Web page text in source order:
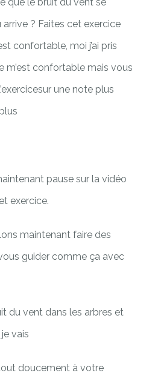
? Faites cet exercice
confortable, moi j’ai pris
m’est confortable mais vous
une note plus
pause sur la vidéo
exercice.
maintenant faire des
guider comme ça avec
du vent dans les arbres et
vais
doucement à votre